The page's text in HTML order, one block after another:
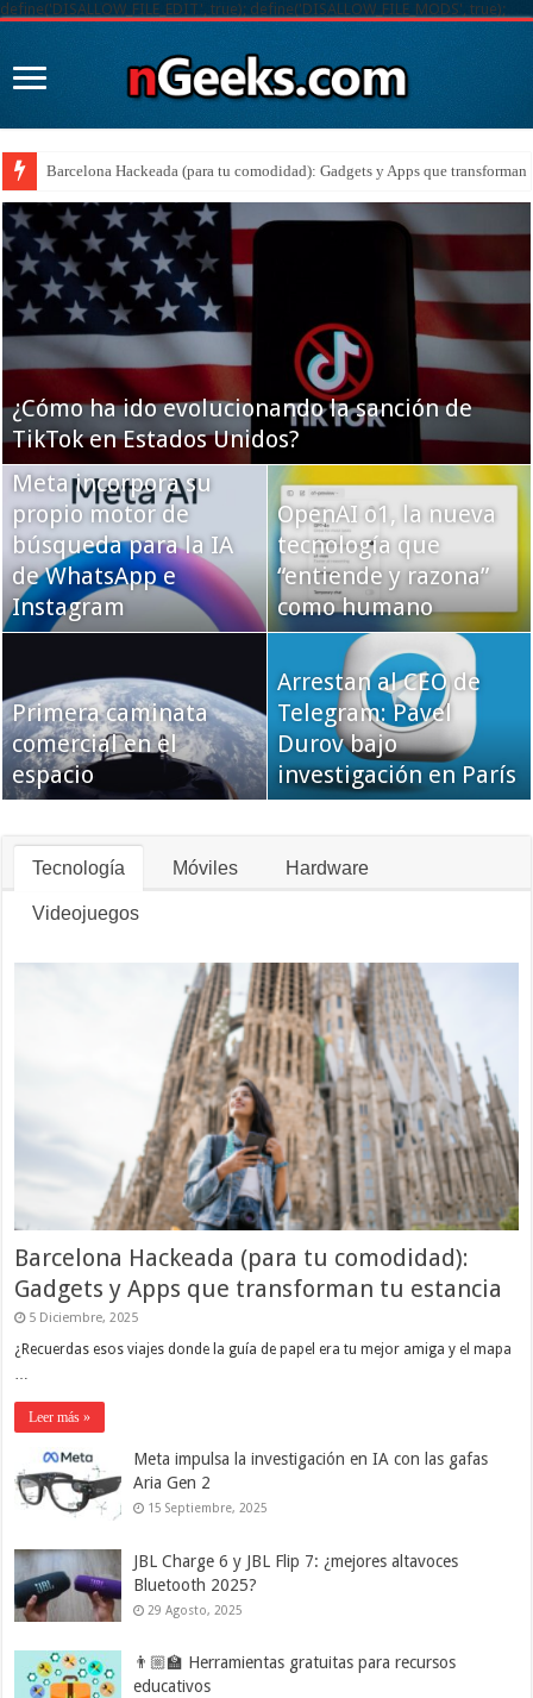
define('DISALLOW_FILE_EDIT', true); define('DISALLOW_FILE_MODS', true);
¡Es el Galaxy S25 FE, el mejor móvil del 2025!
¿Cómo ha ido evolucionando la sanción de
TikTok en Estados Unidos?
Meta incorpora su
propio motor de
búsqueda para la IA
de WhatsApp e
Instagram
OpenAI o1, la nueva
tecnología que
“entiende y razona”
como humano
Primera caminata
comercial en el
espacio
Arrestan al CEO de
Telegram: Pavel
Durov bajo
investigación en París
Tecnología Móviles Hardware
Videojuegos
Barcelona Hackeada (para tu comodidad):
Gadgets y Apps que transforman tu estancia
5 Diciembre, 2025
¿Recuerdas esos viajes donde la guía de papel era tu mejor amiga y el mapa
…
Leer más »
Meta impulsa la investigación en IA con las gafas
Aria Gen 2
15 Septiembre, 2025
JBL Charge 6 y JBL Flip 7: ¿mejores altavoces
Bluetooth 2025?
29 Agosto, 2025
👨🏼‍🏫 Herramientas gratuitas para recursos
educativos